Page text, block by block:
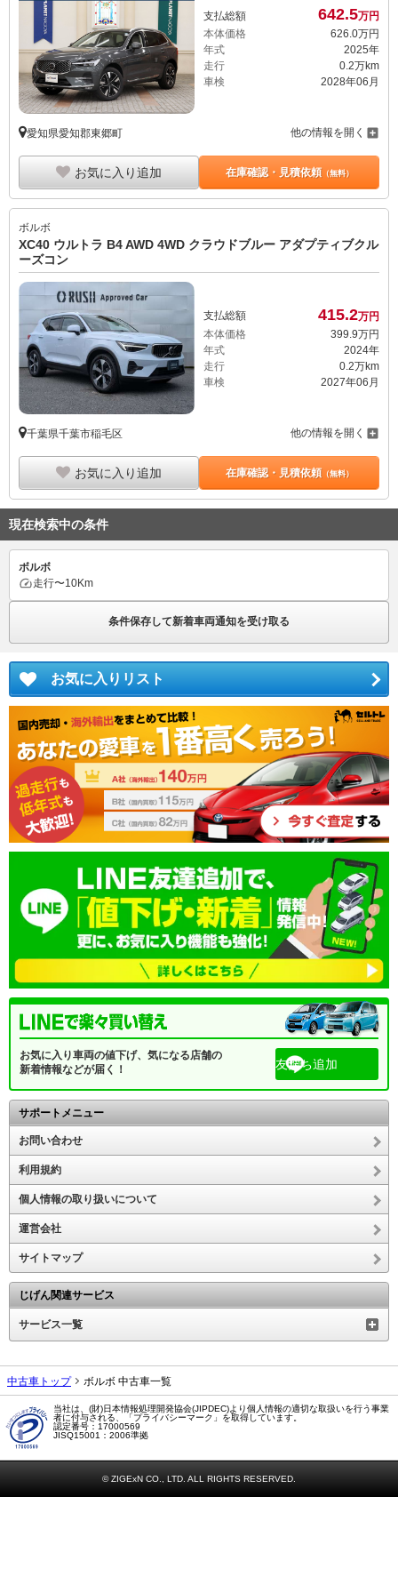
支払総額 642.5万円
本体価格
626.0万円
年式
2025年
走行
0.2万km
車検
2028年06月
愛知県愛知郡東郷町 他の情報を開く
お気に入り追加 在庫確認・見積依頼（無料）
ボルボ
XC40 ウルトラ B4 AWD 4WD クラウドブルー アダプティブクル
ーズコン
支払総額 415.2万円
本体価格
399. 9万円
年式
2024年
走行
0.2万km
車検
2027年06月
千葉県千葉市稲毛区 他の情報を開く
お気に入り追加 在庫確認・見積依頼（無料）
現在検索中の条件
ボルボ
走行〜10Km
条件保存して新着車両通知を受け取る
お気に入りリスト
お気に入り車両の値下げ、気になる店舗の
新着情報などが届く！
友だち追加
サポートメニュー
お問い合わせ
利用規約
個人情報の取り扱いについて
運営会社
サイトマップ
じげん関連サービス
サービス一覧
中古車トップ ボルボ 中古車一覧
当社は、(財)日本情報処理開発協会(JIPDEC)より個人情報の適切な取扱いを行う事業
者に付与される、「プライバシーマーク」を取得しています。
認定番号：17000569
JISQ15001：2006準拠
© ZIGExN CO., LTD. ALL RIGHTS RESERVED.